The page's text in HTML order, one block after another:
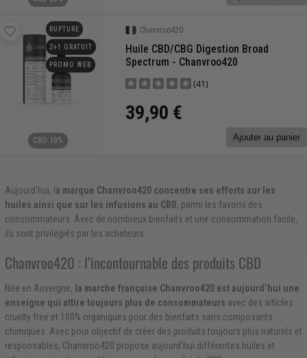
RUPTURE
2+1 GRATUIT
PROMO WEB
CBD 10%
Chanvroo420
Huile CBD/CBG Digestion Broad
Spectrum - Chanvroo420
(41)
39,90 €
Ajouter au panier
Aujourd’hui, l a marque Chanvroo420 concentre ses efforts sur les
huiles ainsi que sur les infusions au CBD, parmi les favoris des
consommateurs. Avec de nombreux bienfaits et une consommation facile,
ils sont privilégiés par les acheteurs.
Chanvroo420 : l’incontournable des produits CBD
Née en Auvergne, la marche française Chanvroo420 est aujourd’hui une
enseigne qui attire toujours plus de consommateurs avec des articles
cruelty free et 100% organiques pour des bienfaits sans composants
chimiques. Avec pour objectif de créer des produits toujours plus naturels et
responsables, Chanvroo420 propose aujourd’hui différentes huiles et